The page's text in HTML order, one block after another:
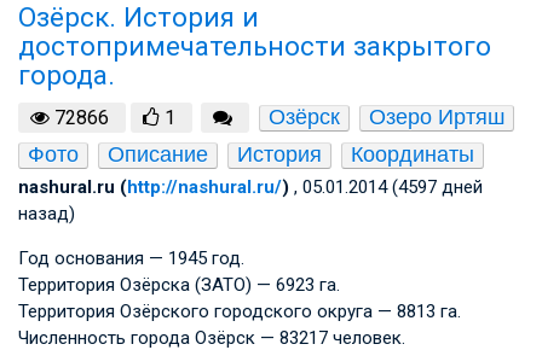
Озёрск. История и
достопримечательности закрытого
города.
72866 1 Озёрск
Озеро Иртяш
Фото
Описание История Координаты
nashural.ru (http://nashural.ru/) , 05.01.2014 (4597 дней
назад)
Год основания — 1945 год.
Территория Озёрска (ЗАТО) — 6923 га.
Территория Озёрского городского округа — 8813 га.
Численность города Озёрск — 83217 человек.